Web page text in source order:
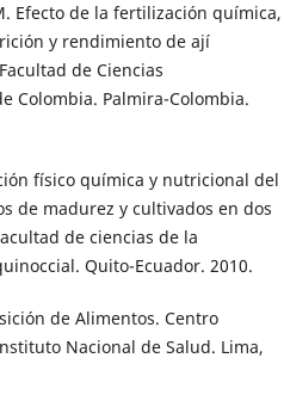
Efecto de la fertilización química,
y rendimiento de ají
de Ciencias
Colombia. Palmira-Colombia.
físico química y nutricional del
de madurez y cultivados en dos
de ciencias de la
Quito-Ecuador. 2010.
de Alimentos. Centro
Nacional de Salud. Lima,